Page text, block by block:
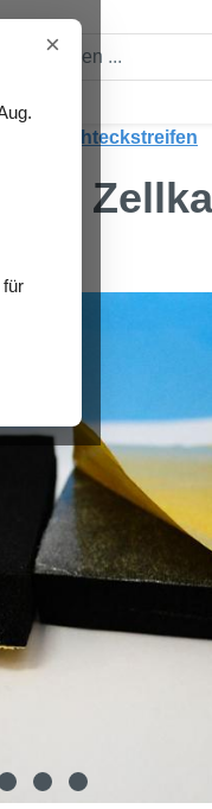
Rechteckstreifen
×
für